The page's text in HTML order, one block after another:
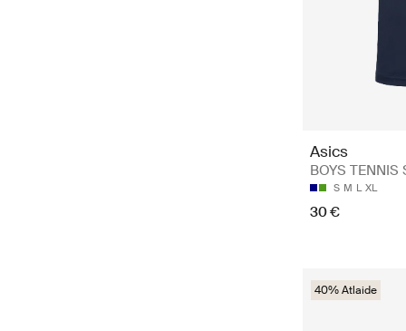
Asics
BOYS
S M L XL
30 €
40% Atlaide